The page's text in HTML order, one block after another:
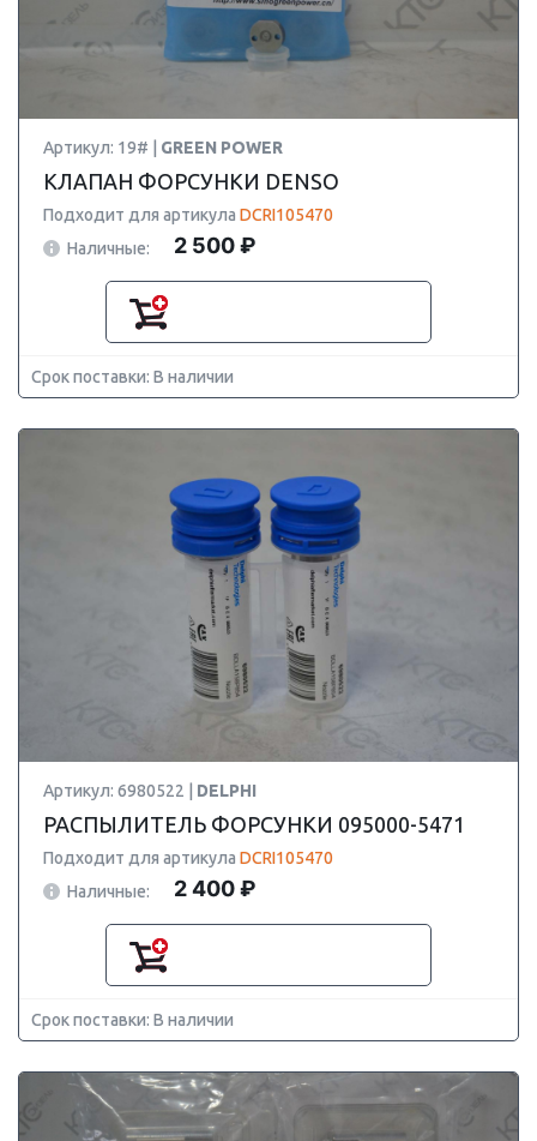
Артикул: 19# | GREEN POWER
КЛАПАН ФОРСУНКИ DENSO
Подходит для артикула DCRI105470
Наличные:
2 500 ₽
Срок поставки: В наличии
Артикул: 6980522 | DELPHI
РАСПЫЛИТЕЛЬ ФОРСУНКИ 095000-5471
Подходит для артикула DCRI105470
Наличные:
2 400 ₽
Срок поставки: В наличии